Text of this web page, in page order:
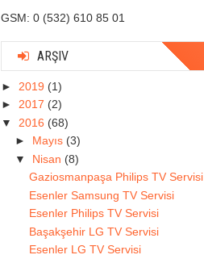
GSM: 0 (532) 610 85 01
ARŞIV
► 2019 (1)
► 2017 (2)
▼ 2016 (68)
► Mayıs (3)
▼ Nisan (8)
Gaziosmanpaşa Philips TV Servisi
Esenler Samsung TV Servisi
Esenler Philips TV Servisi
Başakşehir LG TV Servisi
Esenler LG TV Servisi